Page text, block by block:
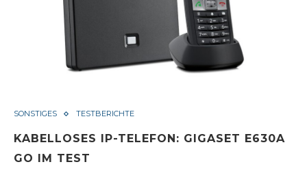
SONSTIGES TESTBERICHTE
KABELLOSES IP-TELEFON: GIGASET E630A
GO IM TEST